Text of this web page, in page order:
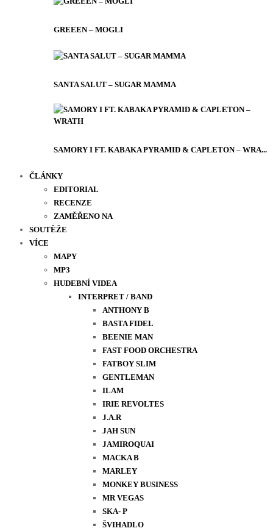
GREEEN – MOGLI
SANTA SALUT – SUGAR MAMMA
SAMORY I FT. KABAKA PYRAMID & CAPLETON – WRA...
ČLÁNKY
EDITORIAL
RECENZE
ZAMĚŘENO NA
SOUTĚŽE
VÍCE
MAPY
MP3
HUDEBNÍ VIDEA
INTERPRET / BAND
ANTHONY B
BASTA FIDEL
BEENIE MAN
FAST FOOD ORCHESTRA
FATBOY SLIM
GENTLEMAN
ILAM
IRIE REVOLTES
J.A.R
JAH SUN
JAMIROQUAI
MACKA B
MARLEY
MONKEY BUSINESS
MR VEGAS
SKA- P
ŠVIHADLO